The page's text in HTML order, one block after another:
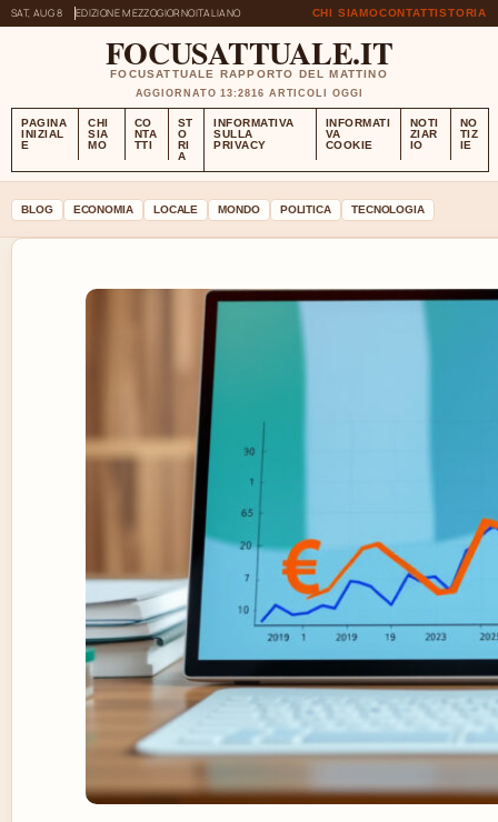
SAT, AUG 8 EDIZIONE MEZZOGIORNOITALIANO CHI SIAMOCONTATTISTORIA
FOCUSATTUALE.IT
FOCUSATTUALE RAPPORTO DEL MATTINO
AGGIORNATO 13:2816 ARTICOLI OGGI
PAGINA
INIZIAL
E
CHI
SIA
MO
CO
NTA
TTI
ST
O
RI
A
INFORMATIVA
SULLA
PRIVACY
INFORMATI
VA
COOKIE
NOTI
ZIAR
IO
NO
TIZ
IE
BLOG ECONOMIA LOCALE MONDO POLITICA TECNOLOGIA